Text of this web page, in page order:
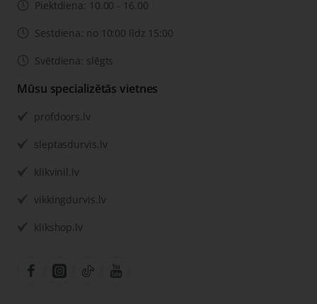
Piektdiena: 10.00 - 16.00
Sestdiena: no 10:00 līdz 15:00
Svētdiena: slēgts
Mūsu specializētās vietnes
profdoors.lv
sleptasdurvis.lv
klikvinil.lv
vikkingdurvis.lv
klikshop.lv